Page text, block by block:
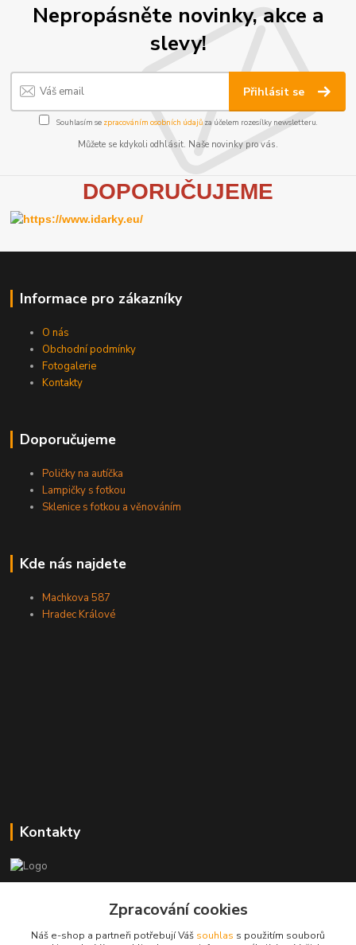
Nepropásněte novinky, akce a
slevy!
Přihlásit se
Souhlasím se zpracováním osobních údajůza účelem rozesílky newsletteru.
Můžete se kdykoli odhlásit. Naše novinky pro vás.
DOPORUČUJEME
Informace pro zákazníky
O nás
Obchodní podmínky
Fotogalerie
Kontakty
Doporučujeme
Poličky na autíčka
Lampičky s fotkou
Sklenice s fotkou a věnováním
Kde nás najdete
Machkova 587
Hradec Králové
Kontakty
+420773237626
Zpracování cookies
Náš e-shop a partneři potřebují Váš souhlas s použitím souborů